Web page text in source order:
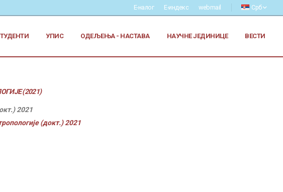
Е-налог Е-индекс webmail Срб
УПИС ОДЕЉЕЊА - НАСТАВА НАУЧНЕ ЈЕДИНИЦЕ ВЕСТИ
(2021)
2021
(докт.) 2021